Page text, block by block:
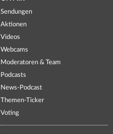
Sendungen
Aktionen
Videos
Webcams
Moderatoren & Team
Podcasts
News-Podcast
Themen-Ticker
Voting